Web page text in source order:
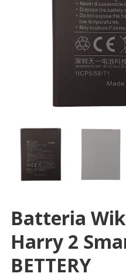
Batteria
Harry 2
BETTERY